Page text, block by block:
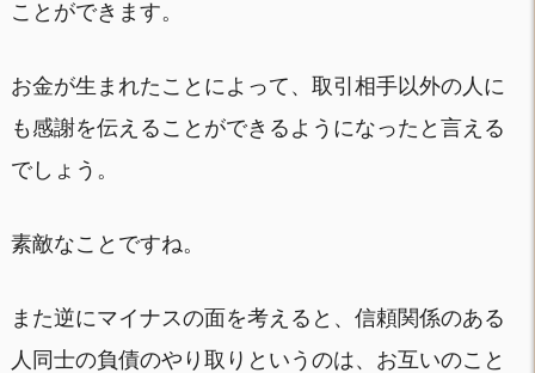
ことができます。
お金が生まれたことによって、取引相手以外の人に
も感謝を伝えることができるようになったと言える
でしょう。
素敵なことですね。
また逆にマイナスの面を考えると、信頼関係のある
人同士の負債のやり取りというのは、お互いのこと